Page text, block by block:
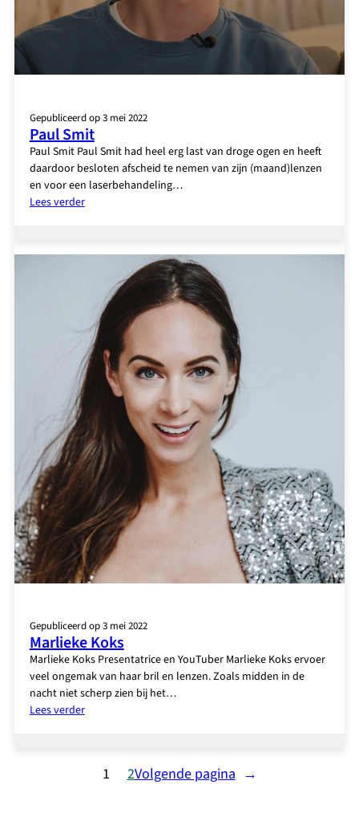
Gepubliceerd op 3 mei 2022
Paul Smit
Paul Smit Paul Smit had heel erg last van droge ogen en heeft
daardoor besloten afscheid te nemen van zijn (maand)lenzen
en voor een laserbehandeling…
Lees verder:
Gepubliceerd op 3 mei 2022
Marlieke Koks
Marlieke Koks Presentatrice en YouTuber Marlieke Koks ervoer
veel ongemak van haar bril en lenzen. Zoals midden in de
nacht niet scherp zien bij het…
Lees verder:
1 2Volgende pagina →